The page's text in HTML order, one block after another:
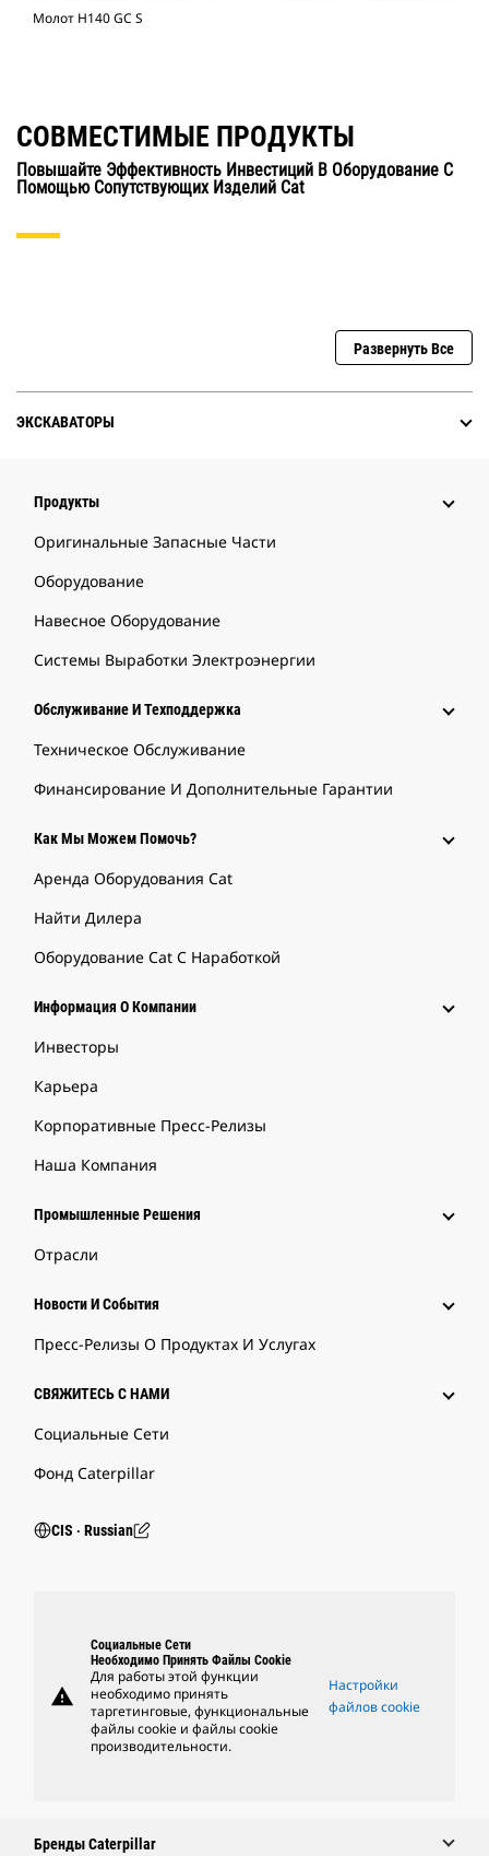
Молот H140 GC S
СОВМЕСТИМЫЕ ПРОДУКТЫ
Повышайте Эффективность Инвестиций В Оборудование С
Помощью Сопутствующих Изделий Cat
Развернуть Все
ЭКСКАВАТОРЫ
Продукты
Оригинальные Запасные Части
Оборудование
Навесное Оборудование
Системы Выработки Электроэнергии
Обслуживание И Техподдержка
Техническое Обслуживание
Финансирование И Дополнительные Гарантии
Как Мы Можем Помочь?
Аренда Оборудования Cat
Найти Дилера
Оборудование Cat С Наработкой
Информация О Компании
Инвесторы
Карьера
Корпоративные Пресс-Релизы
Наша Компания
Промышленные Решения
Отрасли
Новости И События
Пресс-Релизы О Продуктах И Услугах
СВЯЖИТЕСЬ С НАМИ
Социальные Сети
Фонд Caterpillar
CIS ‧ Russian
warning
Социальные Сети
Необходимо Принять Файлы Cookie
Для работы этой функции
необходимо принять
таргетинговые, функциональные
файлы cookie и файлы cookie
производительности.
Настройки
файлов cookie
Бренды Caterpillar